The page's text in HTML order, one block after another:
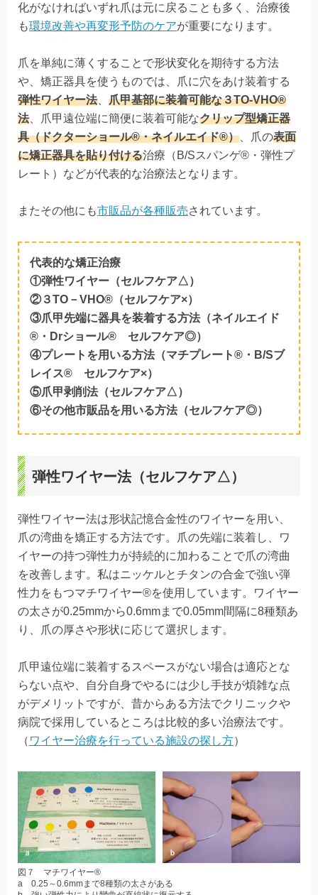
化がなければいずれ爪は元に戻ることも多く、治療後
も環境改善や再変形予防のケアが重要になります。
爪を単純に薄くすることで形状変化を期待する方法
や、矯正器具を使うものでは、爪に穴をあけ装着する
弾性ワイヤー法、 爪甲基部に装着可能な３TO-VHO®
法、爪甲遠位端に簡便に装着可能なクリップ型矯正器
具（ドクターショール®・ネイルエイド®） 、爪の表面
に矯正器具を貼り付ける治療（B/Sスパンゲ®・弾性プ
レート）などが代表的な治療法となります。
またその他にも市販品が各種販売されています。
代表的な矯正治療
①弾性ワイヤー（セルフケア△）
②３TO－VHO®（セルフケア×）
③爪甲先端に器具を装着する方法（ネイルエイド
®・Drショール® セルフケア◎）
④プレートを用いる方法（マチプレート®・B/Sブ
レイス® セルフケア×）
⑤爪甲剥削法（セルフケア△）
⑥その他市販品を用いる方法（セルフケア◎）
弾性ワイヤー法（セルフケア△）
弾性ワイヤー法は形状記憶合金性のワイヤーを用い、
爪の湾曲を矯正する方法です。爪の先端に装着し、ワ
イヤーの持つ弾性力が持続的に加わることで爪の湾曲
を改善します。私はニッケルとチタンの合金で強い弾
性力をもつマチワイヤー®を使用しています。ワイヤー
の太さが0.25mmから0.6mmまで0.05mm間隔に8種類あ
り、爪の厚さや形状に応じて選択します。
爪甲遠位端に装着するスペースがない場合は適応とな
らない点や、自分自身でやるには少し手技が煩雑な点
がデメリットですが、昔からある方法でクリニックや
病院で採用しているところは比較的多い治療法です。
（ ワイヤー治療を行っている施設の探し方）
図７ マチワイヤー®
a 0.25～0.6mmまで8種類の太さがある